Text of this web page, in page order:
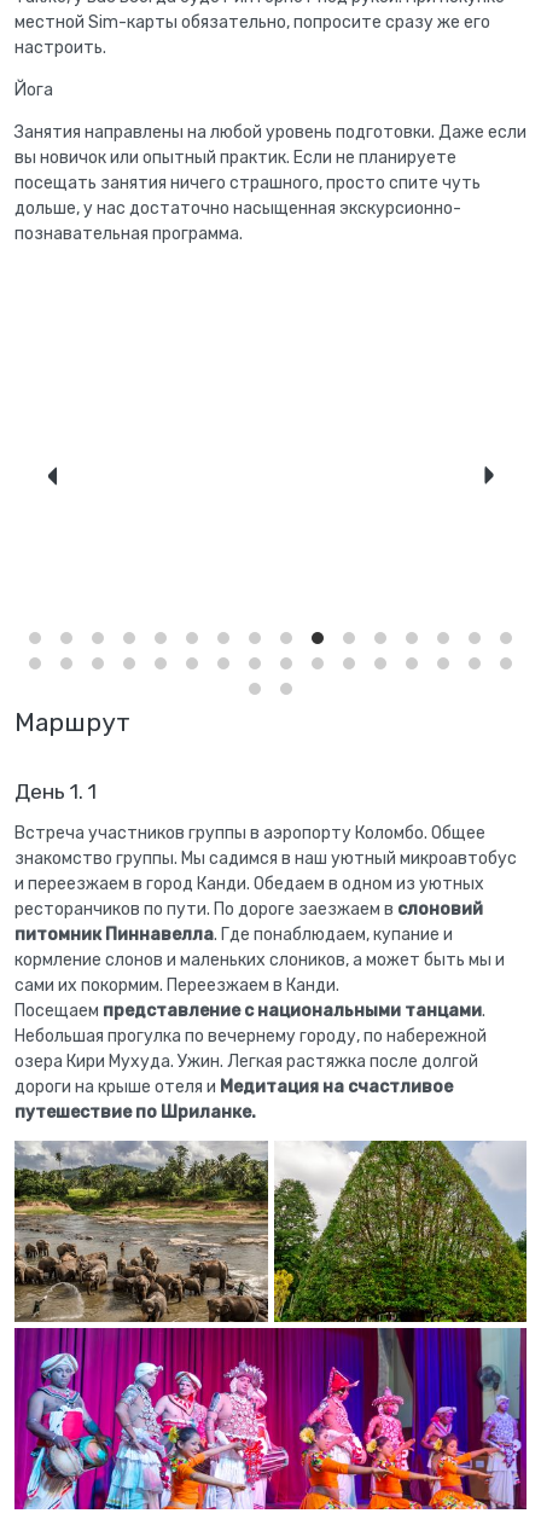
местной Sim-карты обязательно, попросите сразу же его
настроить.
Йога
Занятия направлены на любой уровень подготовки. Даже если
вы новичок или опытный практик. Если не планируете
посещать занятия ничего страшного, просто спите чуть
дольше, у нас достаточно насыщенная экскурсионно-
познавательная программа.
Маршрут
День 1. 1
Встреча участников группы в аэропорту Коломбо. Общее
знакомство группы. Мы садимся в наш уютный микроавтобус
и переезжаем в город Канди. Обедаем в одном из уютных
ресторанчиков по пути. По дороге заезжаем в слоновий
питомник Пиннавелла. Где понаблюдаем, купание и
кормление слонов и маленьких слоников, а может быть мы и
сами их покормим. Переезжаем в Канди.
Посещаем представление с национальными танцами.
Небольшая прогулка по вечернему городу, по набережной
озера Кири Мухуда. Ужин. Легкая растяжка после долгой
дороги на крыше отеля и Медитация на счастливое
путешествие по Шриланке.